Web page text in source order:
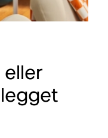
eller